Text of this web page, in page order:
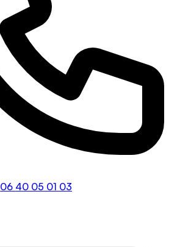
06 40 05 01 03